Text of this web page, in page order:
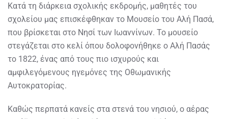
Κατά τη διάρκεια σχολικής εκδρομής, μαθητές του
σχολείου μας επισκέφθηκαν το Μουσείο του Αλή Πασά,
που βρίσκεται στο Νησί των Ιωαννίνων. Το μουσείο
στεγάζεται στο κελί όπου δολοφονήθηκε ο Αλή Πασάς
το 1822, ένας από τους πιο ισχυρούς και
αμφιλεγόμενους ηγεμόνες της Οθωμανικής
Αυτοκρατορίας.
Καθώς περπατά κανείς στα στενά του νησιού, ο αέρας